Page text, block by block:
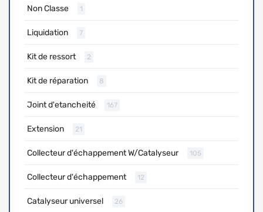
Non Classe 1
Liquidation 7
Kit de ressort 2
Kit de réparation 8
Joint d'etancheité 167
Extension 21
Collecteur d'échappement W/Catalyseur 105
Collecteur d'échappement 12
Catalyseur universel 26